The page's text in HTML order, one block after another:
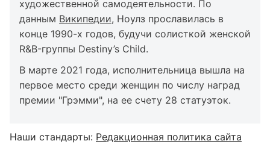
художественной самодеятельности. По
данным Википедии, Ноулз прославилась в
конце 1990-х годов, будучи солисткой женской
R&B-группы Destiny’s Child.
В марте 2021 года, исполнительница вышла на
первое место среди женщин по числу наград
премии "Грэмми", на ее счету 28 статуэток.
Наши стандарты: Редакционная политика сайта